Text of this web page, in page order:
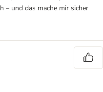
– und das mache mir sicher